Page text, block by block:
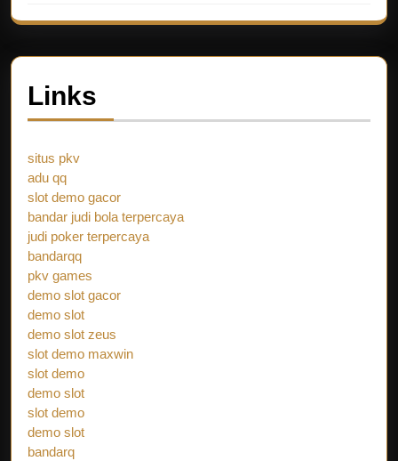
Links
situs pkv
adu qq
slot demo gacor
bandar judi bola terpercaya
judi poker terpercaya
bandarqq
pkv games
demo slot gacor
demo slot
demo slot zeus
slot demo maxwin
slot demo
demo slot
slot demo
demo slot
bandarq